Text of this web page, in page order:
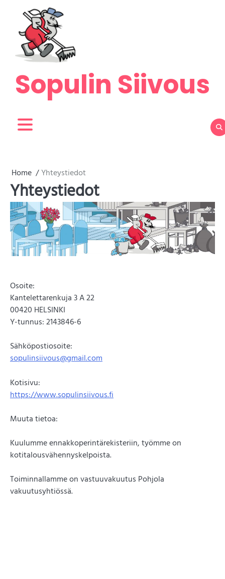
content
Sopulin Siivous
Home Yhteystiedot
Yhteystiedot
Osoite:
Kantelettarenkuja 3 A 22
00420 HELSINKI
Y-tunnus: 2143846-6
Sähköpostiosoite:
sopulinsiivous@gmail.com
Kotisivu:
https://www.sopulinsiivous.fi
Muuta tietoa:
Kuulumme ennakkoperintärekisteriin, työmme on
kotitalousvähennyskelpoista.
Toiminnallamme on vastuuvakuutus Pohjola
vakuutusyhtiössä.